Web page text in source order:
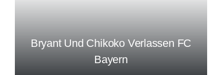
Bryant Und Chikoko Verlassen FC
Bayern